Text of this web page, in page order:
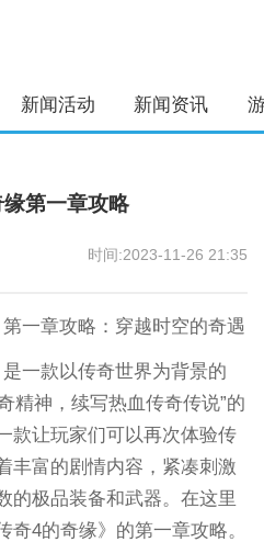
新闻活动 新闻资讯
第一章攻略
时间:2023-11-26 21:35
第一章攻略：穿越时空的奇遇
是一款以传奇世界为背景的
精神，续写热血传奇传说”的
款让玩家们可以再次体验传
丰富的剧情内容，紧凑刺激
的极品装备和武器。在这里
4的奇缘》的第一章攻略。